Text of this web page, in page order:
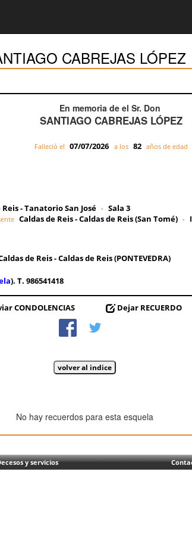
CABREJAS LÓPEZ
En memoria de el Sr. Don
SANTIAGO CABREJAS LÓPEZ
Falleció el 07/07/2026 a los 82 años de edad
Reis - Tanatorio San José - Sala 3
Caldas de Reis - Caldas de Reis (San Tomé) -
de Reis - Caldas de Reis (PONTEVEDRA)
). T. 986541418
CONDOLENCIAS Dejar RECUERDO
No hay recuerdos para esta esquela
y servicios